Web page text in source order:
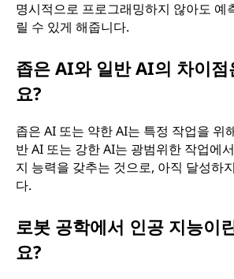
명시적으로 프로그래밍하지 않아도 예
릴 수 있게 해줍니다.
좁은 AI와 일반 AI의 차이점
요?
좁은 AI 또는 약한 AI는 특정 작업을 위
반 AI 또는 강한 AI는 광범위한 작업에
지 능력을 갖추는 것으로, 아직 달성하
다.
로봇 공학에서 인공 지능이
요?